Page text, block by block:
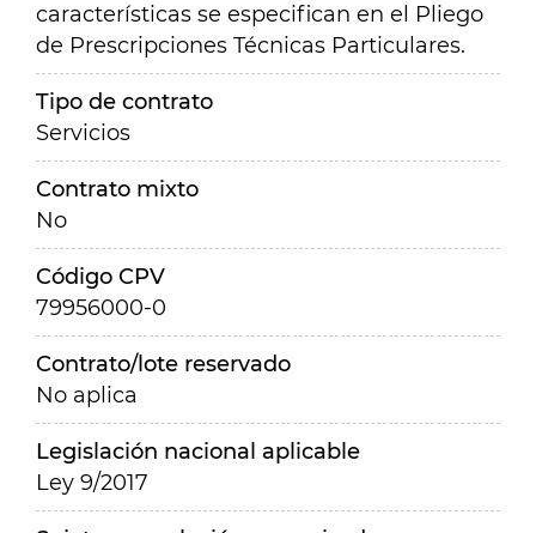
características se especifican en el Pliego
de Prescripciones Técnicas Particulares.
Tipo de contrato
Servicios
Contrato mixto
No
Código CPV
79956000-0
Contrato/lote reservado
No aplica
Legislación nacional aplicable
Ley 9/2017